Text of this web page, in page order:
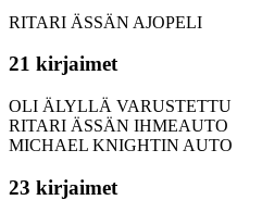
RITARI ÄSSÄN AJOPELI
21 kirjaimet
OLI ÄLYLLÄ VARUSTETTU
RITARI ÄSSÄN IHMEAUTO
MICHAEL KNIGHTIN AUTO
23 kirjaimet